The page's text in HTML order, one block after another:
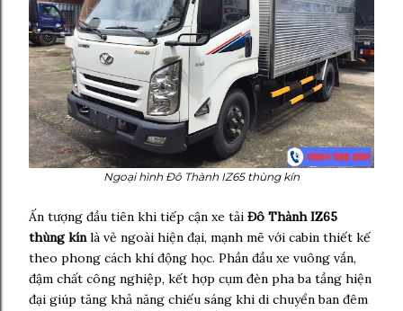
Ngoại hình Đô Thành IZ65 thùng kín
Ấn tượng đầu tiên khi tiếp cận xe tải Đô Thành IZ65
thùng kínlà vẻ ngoài hiện đại, mạnh mẽ với cabin thiết kế
theo phong cách khí động học. Phần đầu xe vuông vắn,
đậm chất công nghiệp, kết hợp cụm đèn pha ba tầng hiện
đại giúp tăng khả năng chiếu sáng khi di chuyển ban đêm